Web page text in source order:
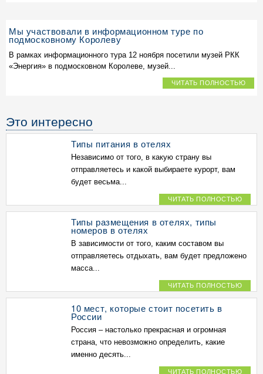
Мы участвовали в информационном туре по
подмосковному Королеву
В рамках информационного тура 12 ноября посетили музей РКК
«Энергия» в подмосковном Королеве, музей...
ЧИТАТЬ ПОЛНОСТЬЮ
Это интересно
Типы питания в отелях
Независимо от того, в какую страну вы
отправляетесь и какой выбираете курорт, вам
будет весьма...
ЧИТАТЬ ПОЛНОСТЬЮ
Типы размещения в отелях, типы
номеров в отелях
В зависимости от того, каким составом вы
отправляетесь отдыхать, вам будет предложено
масса...
ЧИТАТЬ ПОЛНОСТЬЮ
10 мест, которые стоит посетить в
России
Россия – настолько прекрасная и огромная
страна, что невозможно определить, какие
именно десять...
ЧИТАТЬ ПОЛНОСТЬЮ